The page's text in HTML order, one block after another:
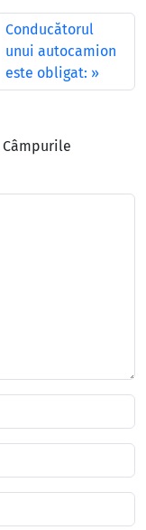
Conducătorul
unui autocamion
este obligat:
Câmpurile